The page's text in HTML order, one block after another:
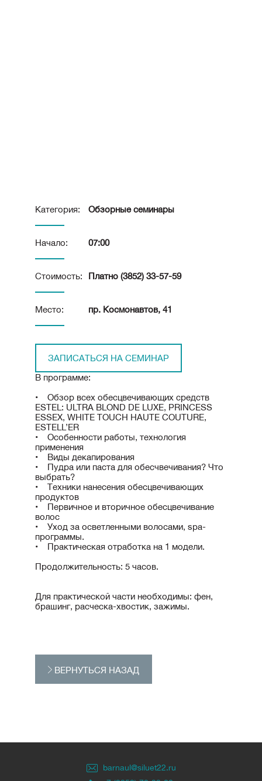
Категория: Обзорные семинары
Начало: 07:00
Стоимость: Платно (3852) 33-57-59
Место: пр. Космонавтов, 41
ЗАПИСАТЬСЯ НА СЕМИНАР
В программе:
• Обзор всех обесцвечивающих средств
ESTEL: ULTRA BLOND DE LUXE, PRINCESS
ESSEX, WHITE TOUCH HAUTE COUTURE,
ESTELL’ER
• Особенности работы, технология
применения
• Виды декапирования
• Пудра или паста для обесчвечивания? Что
выбрать?
• Техники нанесения обесцвечивающих
продуктов
• Первичное и вторичное обесцвечивание
волос
• Уход за осветленными волосами, spa-
программы.
• Практическая отработка на 1 модели.
Продолжительность: 5 часов.
Для практической части необходимы: фен,
брашинг, расческа-хвостик, зажимы.
ВЕРНУТЬСЯ НАЗАД
barnaul@siluet22.ru